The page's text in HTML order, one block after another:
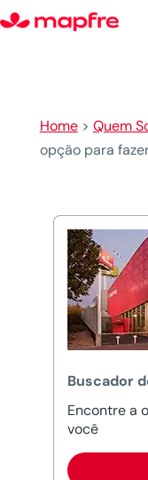
Home> Quem
opção para
Buscador
Encontre a
você